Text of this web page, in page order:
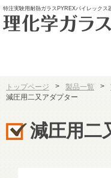
特注実験用耐熱ガラスPYREXパイレック
トップページ > 製品一覧 >
減圧用二又アダプター
減圧用二